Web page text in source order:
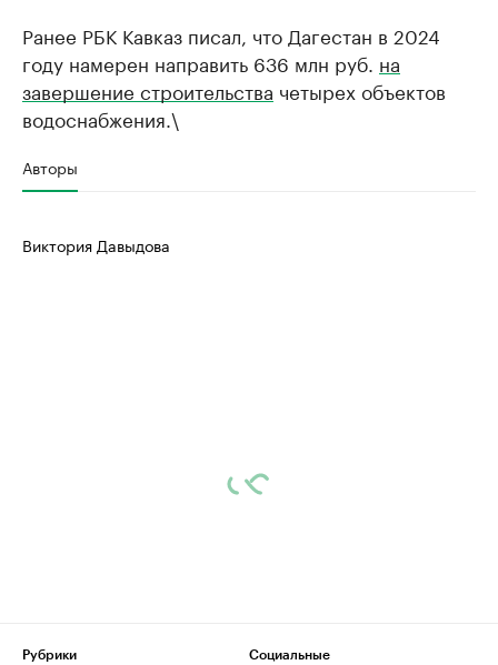
Ранее РБК Кавказ писал, что Дагестан в 2024
году намерен направить 636 млн руб. на
завершение строительства четырех объектов
водоснабжения.\
Авторы
Виктория Давыдова
Рубрики
Социальные